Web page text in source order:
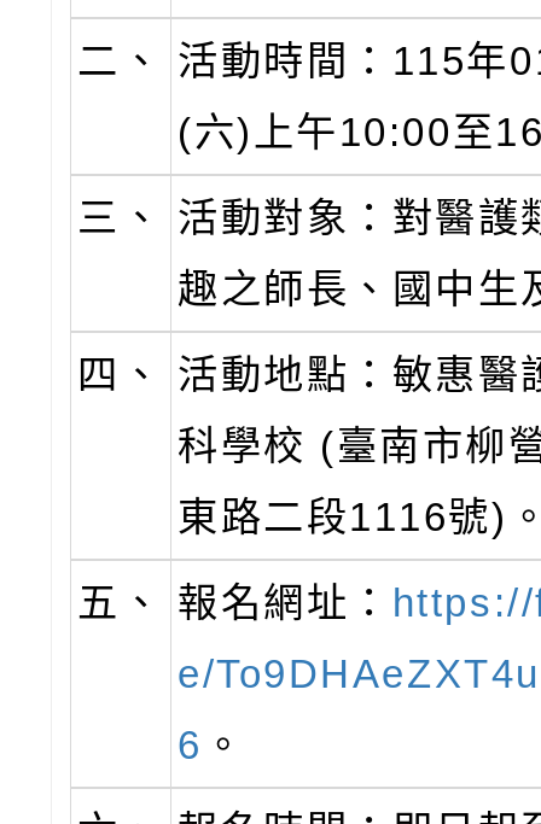
二、
活動時間：115年
(六)上午10:00至
三、
活動對象：對醫護
趣之師長、國中生
四、
活動地點：敏惠醫
科學校 (臺南市柳
東路二段1116號)
五、
報名網址：
e/
6 。